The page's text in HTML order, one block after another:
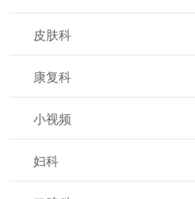
皮肤科
康复科
小视频
妇科